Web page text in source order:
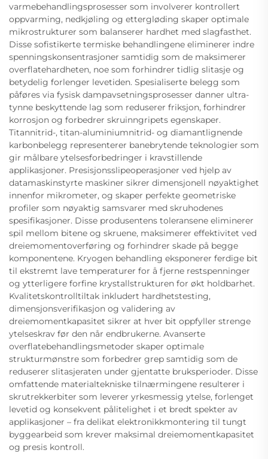
varmebehandlingsprosesser som involverer kontrollert
oppvarming, nedkjøling og ettergløding skaper optimale
mikrostrukturer som balanserer hardhet med slagfasthet.
Disse sofistikerte termiske behandlingene eliminerer indre
spenningskonsentrasjoner samtidig som de maksimerer
overflatehardheten, noe som forhindrer tidlig slitasje og
betydelig forlenger levetiden. Spesialiserte belegg som
påføres via fysisk dampavsetningsprosesser danner ultra-
tynne beskyttende lag som reduserer friksjon, forhindrer
korrosjon og forbedrer skruinngripets egenskaper.
Titannitrid-, titan-aluminiumnitrid- og diamantlignende
karbonbelegg representerer banebrytende teknologier som
gir målbare ytelsesforbedringer i kravstillende
applikasjoner. Presisjonsslipeoperasjoner ved hjelp av
datamaskinstyrte maskiner sikrer dimensjonell nøyaktighet
innenfor mikrometer, og skaper perfekte geometriske
profiler som nøyaktig samsvarer med skruhodenes
spesifikasjoner. Disse produsentens toleransene eliminerer
spil mellom bitene og skruene, maksimerer effektivitet ved
dreiemomentoverføring og forhindrer skade på begge
komponentene. Kryogen behandling eksponerer ferdige bit
til ekstremt lave temperaturer for å fjerne restspenninger
og ytterligere forfine krystallstrukturen for økt holdbarhet.
Kvalitetskontrolltiltak inkludert hardhetstesting,
dimensjonsverifikasjon og validering av
dreiemomentkapasitet sikrer at hver bit oppfyller strenge
ytelseskrav før den når endbrukerne. Avanserte
overflatebehandlingsmetoder skaper optimale
strukturmønstre som forbedrer grep samtidig som de
reduserer slitasjeraten under gjentatte bruksperioder. Disse
omfattende materialtekniske tilnærmingene resulterer i
skrutrekkerbiter som leverer yrkesmessig ytelse, forlenget
levetid og konsekvent pålitelighet i et bredt spekter av
applikasjoner – fra delikat elektronikkmontering til tungt
byggearbeid som krever maksimal dreiemomentkapasitet
og presis kontroll.